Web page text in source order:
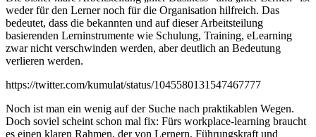
weder für den Lerner noch für die Organisation hilfreich. Das
bedeutet, dass die bekannten und auf dieser Arbeitsteilung
basierenden Lerninstrumente wie Schulung, Training, eLearning
zwar nicht verschwinden werden, aber deutlich an Bedeutung
verlieren werden.
https://twitter.com/kumulat/status/1045580131547467777
Noch ist man ein wenig auf der Suche nach praktikablen Wegen.
Doch soviel scheint schon mal fix: Fürs workplace-learning braucht
es einen klaren Rahmen, der von Lernern, Führungskraft und